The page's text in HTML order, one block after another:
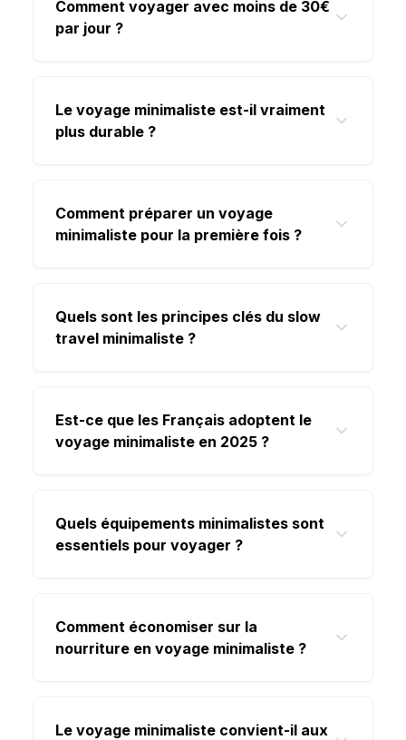
Comment voyager avec moins de 30€
par jour ?
Le voyage minimaliste est-il vraiment
plus durable ?
Comment préparer un voyage
minimaliste pour la première fois ?
Quels sont les principes clés du slow
travel minimaliste ?
Est-ce que les Français adoptent le
voyage minimaliste en 2025 ?
Quels équipements minimalistes sont
essentiels pour voyager ?
Comment économiser sur la
nourriture en voyage minimaliste ?
Le voyage minimaliste convient-il aux